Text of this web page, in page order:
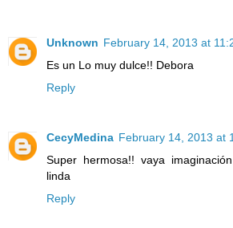
Unknown February 14, 2013 at
Es un Lo muy dulce!! Debora
Reply
CecyMedina February 14, 2013 at
Super hermosa!! vaya
linda
Reply